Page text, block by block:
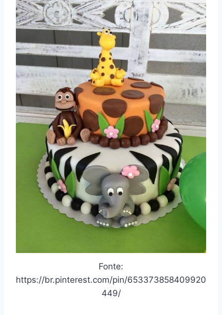
Fonte:
https://br.pinterest.com/pin/653373858409920
449/